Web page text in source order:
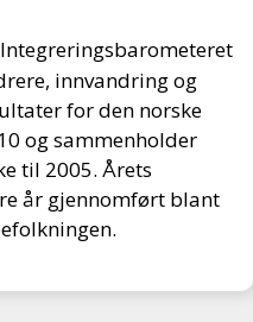
innvandring og
for den norske
og sammenholder
til 2005. Årets
år gjennomført blant